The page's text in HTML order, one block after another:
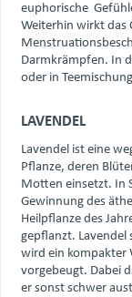
euphorische
Weiterhin wirkt das
Darmkrämpfen. In
oder in
LAVENDEL
Lavendel ist eine
Pflanze, deren
Motten einsetzt. In
Gewinnung des
Heilpflanze des
gepflanzt. Lavendel
wird ein kompakter
vorgebeugt. Dabei
er sonst schwer